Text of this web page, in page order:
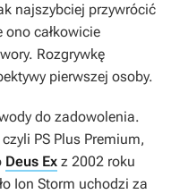
najszybciej przywrócić
całkowicie
Rozgrywkę
pierwszej osoby.
do zadowolenia.
PS Plus Premium,
Deus Ex z 2002 roku
Ion Storm uchodzi za